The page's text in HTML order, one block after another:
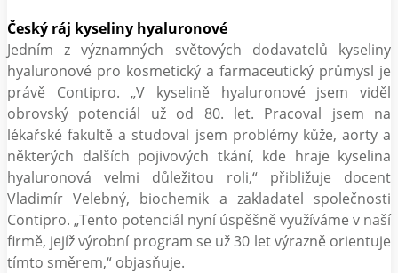
Český ráj kyseliny hyaluronové
Jedním z významných světových dodavatelů kyseliny
hyaluronové pro kosmetický a farmaceutický průmysl je
právě Contipro. „V kyselině hyaluronové jsem viděl
obrovský potenciál už od 80. let. Pracoval jsem na
lékařské fakultě a studoval jsem problémy kůže, aorty a
některých dalších pojivových tkání, kde hraje kyselina
hyaluronová velmi důležitou roli,“ přibližuje docent
Vladimír Velebný, biochemik a zakladatel společnosti
Contipro. „Tento potenciál nyní úspěšně využíváme v naší
firmě, jejíž výrobní program se už 30 let výrazně orientuje
tímto směrem,“ objasňuje.